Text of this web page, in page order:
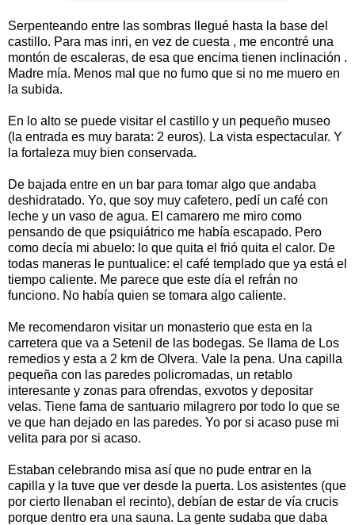
Serpenteando entre las sombras llegué hasta la base del
castillo. Para mas inri, en vez de cuesta , me encontré una
montón de escaleras, de esa que encima tienen inclinación .
Madre mía. Menos mal que no fumo que si no me muero en
la subida.
En lo alto se puede visitar el castillo y un pequeño museo
(la entrada es muy barata: 2 euros). La vista espectacular. Y
la fortaleza muy bien conservada.
De bajada entre en un bar para tomar algo que andaba
deshidratado. Yo, que soy muy cafetero, pedí un café con
leche y un vaso de agua. El camarero me miro como
pensando de que psiquiátrico me había escapado. Pero
como decía mi abuelo: lo que quita el frió quita el calor. De
todas maneras le puntualice: el café templado que ya está el
tiempo caliente. Me parece que este día el refrán no
funciono. No había quien se tomara algo caliente.
Me recomendaron visitar un monasterio que esta en la
carretera que va a Setenil de las bodegas. Se llama de Los
remedios y esta a 2 km de Olvera. Vale la pena. Una capilla
pequeña con las paredes policromadas, un retablo
interesante y zonas para ofrendas, exvotos y depositar
velas. Tiene fama de santuario milagrero por todo lo que se
ve que han dejado en las paredes. Yo por si acaso puse mi
velita para por si acaso.
Estaban celebrando misa así que no pude entrar en la
capilla y la tuve que ver desde la puerta. Los asistentes (que
por cierto llenaban el recinto), debían de estar de vía crucis
porque dentro era una sauna. La gente sudaba que daba